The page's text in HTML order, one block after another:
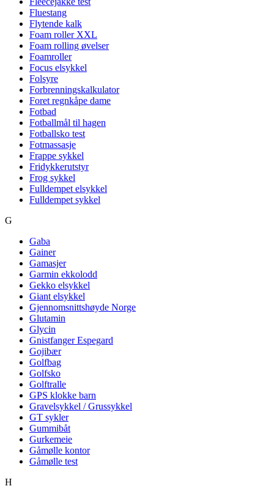
Fluestang
Flytende kalk
Foam roller XXL
Foam rolling øvelser
Foamroller
Focus elsykkel
Folsyre
Forbrenningskalkulator
Foret regnkåpe dame
Fotbad
Fotballmål til hagen
Fotballsko test
Fotmassasje
Frappe sykkel
Fridykkerutstyr
Frog sykkel
Fulldempet elsykkel
Fulldempet sykkel
G
Gaba
Gainer
Gamasjer
Garmin ekkolodd
Gekko elsykkel
Giant elsykkel
Gjennomsnittshøyde Norge
Glutamin
Glycin
Gnistfanger Espegard
Gojibær
Golfbag
Golfsko
Golftralle
GPS klokke barn
Gravelsykkel / Grussykkel
GT sykler
Gummibåt
Gurkemeie
Gåmølle kontor
Gåmølle test
H